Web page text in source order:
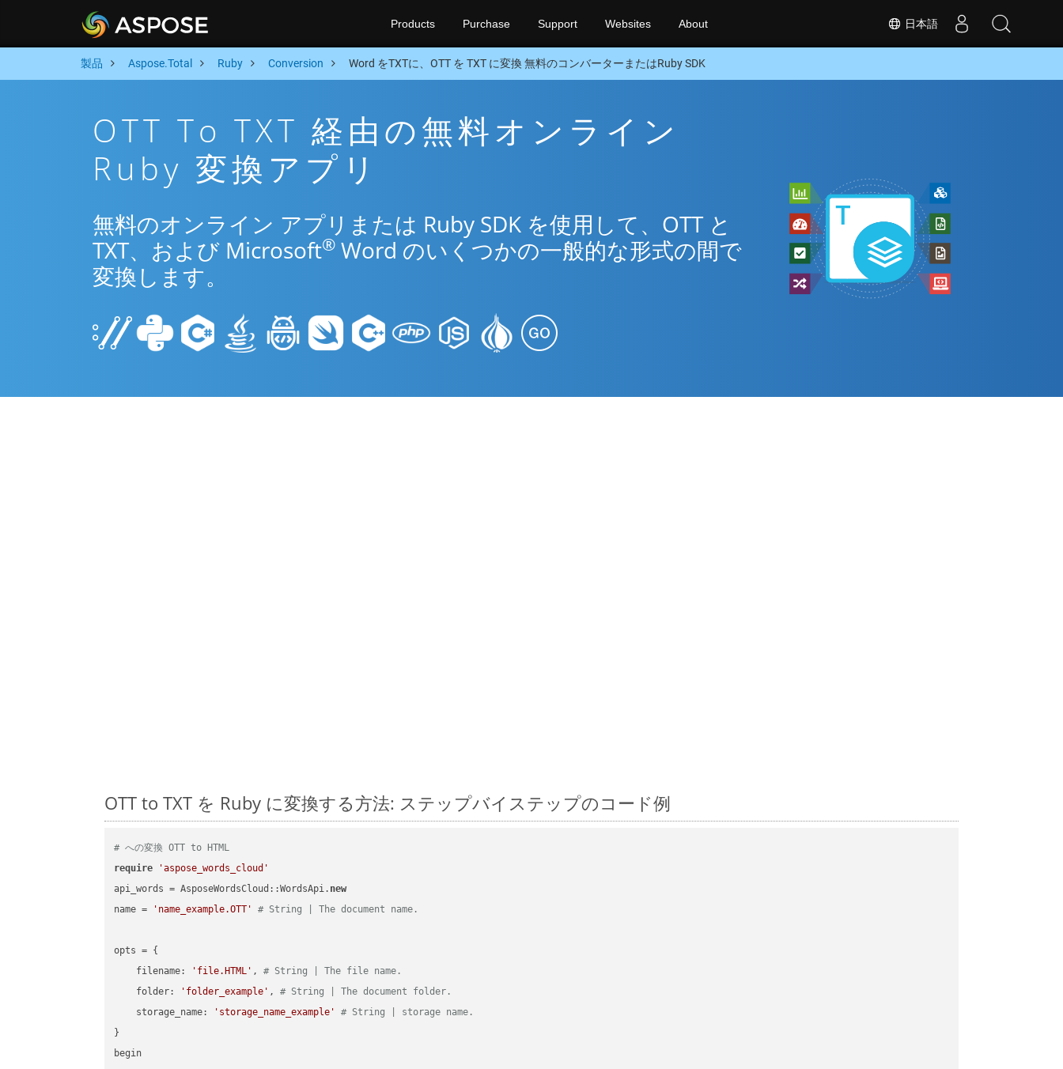
日本語
Products Purchase Support Websites About
製品 Aspose.Total Ruby Conversion Word をTXTに、OTT を TXT に変換 無料のコンバーターまたはRuby SDK
OTT To TXT 経由の無料オンライン
Ruby 変換アプリ
無料のオンライン アプリまたは Ruby SDK を使用して、OTT と
TXT、および Microsoft® Word のいくつかの一般的な形式の間で
変換します。
OTT to TXT を Ruby に変換する方法: ステップバイステップのコード例
# への変換 OTT to HTML
require
'aspose_words_cloud'
api_words = AsposeWordsCloud::WordsApi. new
name =
'name_example.OTT' # String | The document name.
opts = {
    filename:
'file.HTML' , # String | The file name.
    folder:
'folder_example' , # String | The document folder.
    storage_name:
'storage_name_example'
# String | storage name.
}
begin